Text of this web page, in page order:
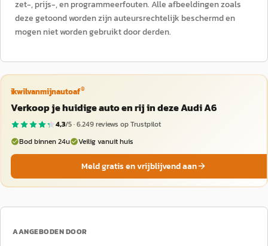
zet-, prijs-, en programmeerfouten. Alle afbeeldingen zoals
deze getoond worden zijn auteursrechtelijk beschermd en
mogen niet worden gebruikt door derden.
ikwilvanmijnautoaf®
Verkoop je huidige auto en rij in deze Audi A6
4,3/5 ·6.249reviews op Trustpilot
Bod binnen 24u
Veilig vanuit huis
Meld gratis en vrijblijvend aan
AANGEBODEN DOOR